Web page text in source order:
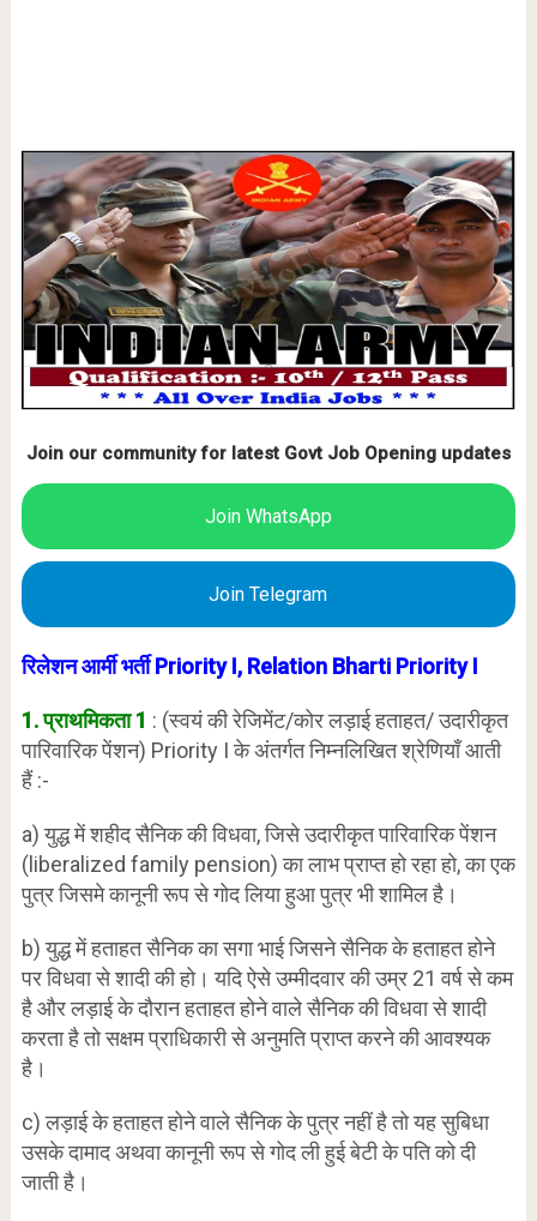
Join our community for latest Govt Job Opening updates
Join WhatsApp
Join Telegram
रिलेशन आर्मी भर्ती Priority I, Relation Bharti Priority I
1. प्राथमिकता 1 : (स्वयं की रेजिमेंट/कोर लड़ाई हताहत/ उदारीकृत
पारिवारिक पेंशन) Priority I के अंतर्गत निम्नलिखित श्रेणियाँ आती
हैं :-
a) युद्ध में शहीद सैनिक की विधवा, जिसे उदारीकृत पारिवारिक पेंशन
(liberalized family pension) का लाभ प्राप्त हो रहा हो, का एक
पुत्र जिसमे कानूनी रूप से गोद लिया हुआ पुत्र भी शामिल है।
b) युद्ध में हताहत सैनिक का सगा भाई जिसने सैनिक के हताहत होने
पर विधवा से शादी की हो। यदि ऐसे उम्मीदवार की उम्र 21 वर्ष से कम
है और लड़ाई के दौरान हताहत होने वाले सैनिक की विधवा से शादी
करता है तो सक्षम प्राधिकारी से अनुमति प्राप्त करने की आवश्यक
है।
c) लड़ाई के हताहत होने वाले सैनिक के पुत्र नहीं है तो यह सुबिधा
उसके दामाद अथवा कानूनी रूप से गोद ली हुई बेटी के पति को दी
जाती है।